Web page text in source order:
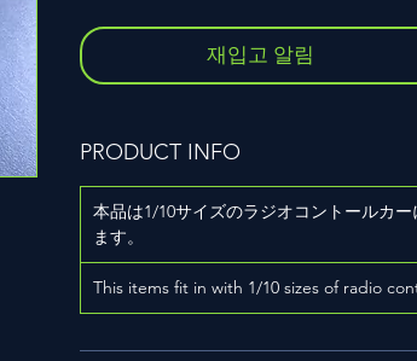
재입고 알림
PRODUCT INFO
本品は1/10サイズのラジオコントールカー
ます。
This items fit in with 1/10 sizes of radio